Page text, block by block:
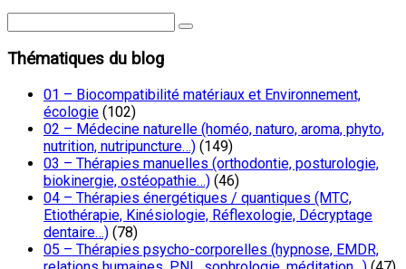
Thématiques du blog
01 – Biocompatibilité matériaux et Environnement,
écologie (102)
02 – Médecine naturelle (homéo, naturo, aroma, phyto,
nutrition, nutripuncture…) (149)
03 – Thérapies manuelles (orthodontie, posturologie,
biokinergie, ostéopathie…) (46)
04 – Thérapies énergétiques / quantiques (MTC,
Etiothérapie, Kinésiologie, Réflexologie, Décryptage
dentaire…) (78)
05 – Thérapies psycho-corporelles (hypnose, EMDR,